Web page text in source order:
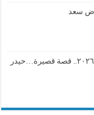
سعد
بغضُ مِنْ ذكرى ٣ آب (أغسطس) ٢٠٢٦.. قصة قصيرة…حيدر